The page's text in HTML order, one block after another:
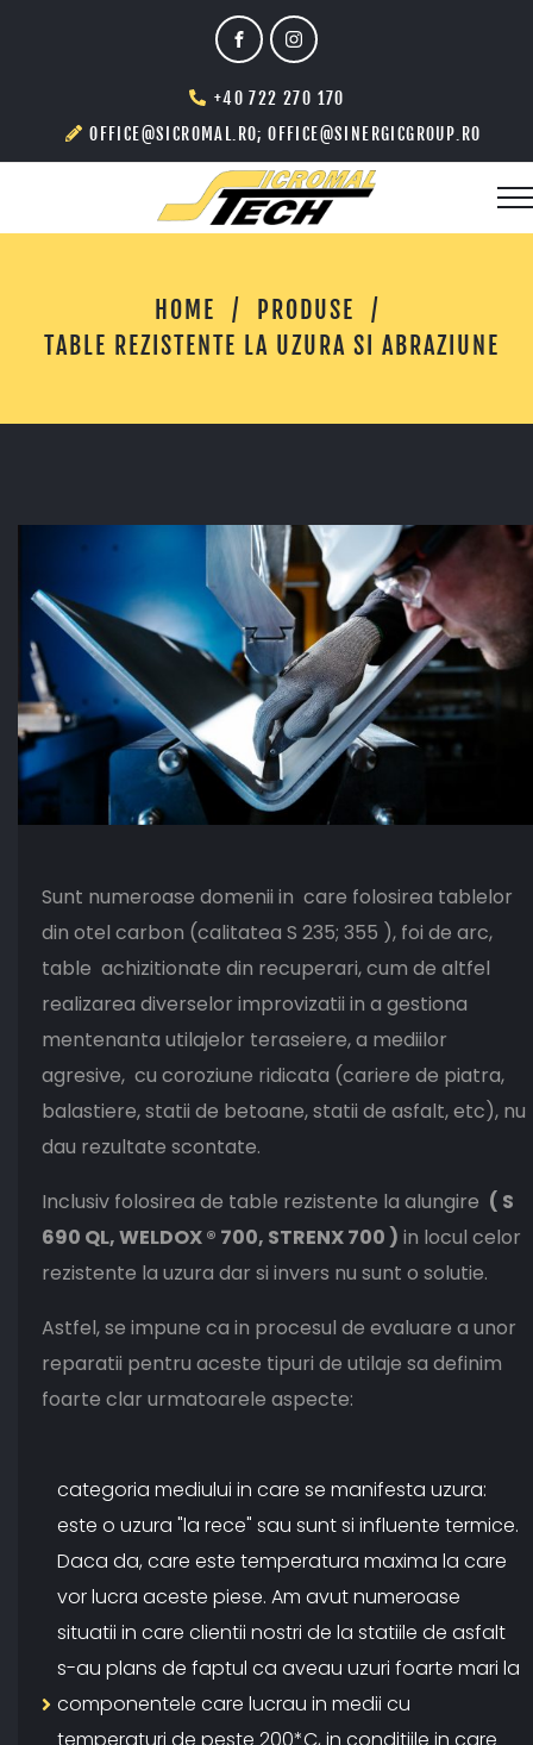
+40 722 270 170
OFFICE@SICROMAL.RO; OFFICE@SINERGICGROUP.RO
HOME / PRODUSE
/
TABLE REZISTENTE LA UZURA SI ABRAZIUNE
Sunt numeroase domenii in care folosirea tablelor
din otel carbon (calitatea S 235; 355 ), foi de arc,
table achizitionate din recuperari, cum de altfel
realizarea diverselor improvizatii in a gestiona
mentenanta utilajelor teraseiere, a mediilor
agresive, cu coroziune ridicata (cariere de piatra,
balastiere, statii de betoane, statii de asfalt, etc), nu
dau rezultate scontate.
Inclusiv folosirea de table rezistente la alungire ( S
690 QL, WELDOX ® 700, STRENX 700 ) in locul celor
rezistente la uzura dar si invers nu sunt o solutie.
Astfel, se impune ca in procesul de evaluare a unor
reparatii pentru aceste tipuri de utilaje sa definim
foarte clar urmatoarele aspecte:
categoria mediului in care se manifesta uzura:
este o uzura "la rece" sau sunt si influente termice.
Daca da, care este temperatura maxima la care
vor lucra aceste piese. Am avut numeroase
situatii in care clientii nostri de la statiile de asfalt
s-au plans de faptul ca aveau uzuri foarte mari la
componentele care lucrau in medii cu